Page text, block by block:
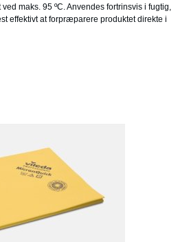
maks. 95 ºC. Anvendes fortrinsvis i fugtig,
effektivt at forpræparere produktet direkte i